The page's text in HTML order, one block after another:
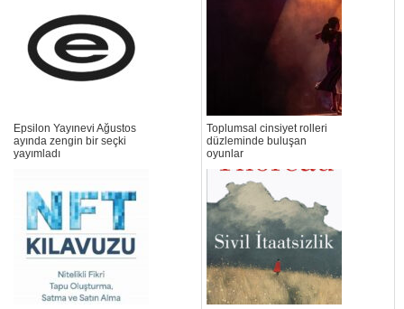
Epsilon Yayınevi Ağustos
ayında zengin bir seçki
yayımladı
Toplumsal cinsiyet rolleri
düzleminde buluşan
oyunlar